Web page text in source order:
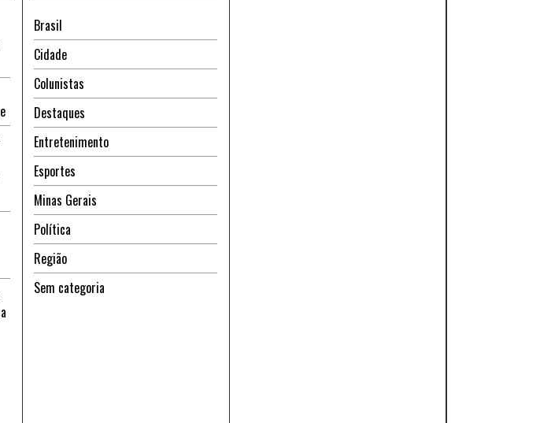
Brasil
Cidade
Colunistas
Destaques
Entretenimento
Esportes
Minas Gerais
Política
Região
Sem categoria